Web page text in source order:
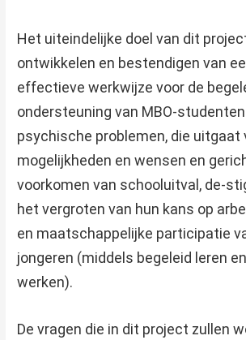
Het uiteindelijke doel van dit
ontwikkelen en bestendigen van
effectieve werkwijze voor de
ondersteuning van MBO-
psychische problemen, die uitgaat
mogelijkheden en wensen en
voorkomen van schooluitval, de-
het vergroten van hun kans op
en maatschappelijke participatie
jongeren (middels begeleid leren
werken).
De vragen die in dit project zullen